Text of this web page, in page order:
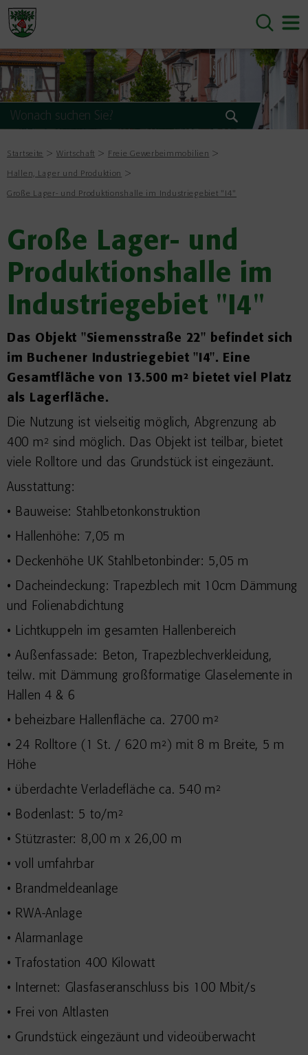
Startseite Wirtschaft Freie Gewerbeimmobilien
Hallen, Lager und Produktion
Große Lager- und Produktionshalle im Industriegebiet "I4"
Große Lager- und
Produktionshalle im
Industriegebiet "I4"
Das Objekt "Siemensstraße 22" befindet sich
im Buchener Industriegebiet "I4". Eine
Gesamtfläche von 13.500 m² bietet viel Platz
als Lagerfläche.
Die Nutzung ist vielseitig möglich, Abgrenzung ab
400 m² sind möglich. Das Objekt ist teilbar, bietet
viele Rolltore und das Grundstück ist eingezäunt.
Ausstattung:
• Bauweise: Stahlbetonkonstruktion
• Hallenhöhe: 7,05 m
• Deckenhöhe UK Stahlbetonbinder: 5,05 m
• Dacheindeckung: Trapezblech mit 10cm Dämmung
und Folienabdichtung
• Lichtkuppeln im gesamten Hallenbereich
• Außenfassade: Beton, Trapezblechverkleidung,
teilw. mit Dämmung großformatige Glaselemente in
Hallen 4 & 6
• beheizbare Hallenfläche ca. 2700 m²
• 24 Rolltore (1 St. / 620 m²) mit 8 m Breite, 5 m
Höhe
• überdachte Verladefläche ca. 540 m²
• Bodenlast: 5 to/m²
• Stützraster: 8,00 m x 26,00 m
• voll umfahrbar
• Brandmeldeanlage
• RWA-Anlage
• Alarmanlage
• Trafostation 400 Kilowatt
• Internet: Glasfaseranschluss bis 100 Mbit/s
• Frei von Altlasten
• Grundstück eingezäunt und videoüberwacht